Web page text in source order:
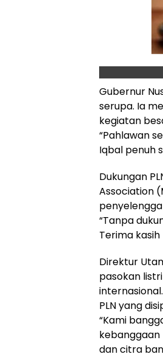
Gubernur
serupa. Ia
kegiatan
“Pahlawan
Iqbal penuh
Dukungan
Association
“Tanpa
Terima kasih
Direktur
pasokan
PLN yang
“Kami
kebanggaan
dan citra